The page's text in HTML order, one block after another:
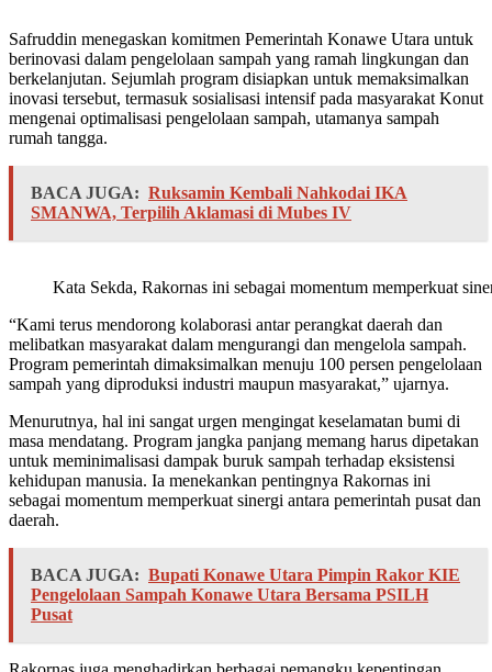
Safruddin menegaskan komitmen Pemerintah Konawe Utara untuk
berinovasi dalam pengelolaan sampah yang ramah lingkungan dan
berkelanjutan. Sejumlah program disiapkan untuk memaksimalkan
inovasi tersebut, termasuk sosialisasi intensif pada masyarakat Konut
mengenai optimalisasi pengelolaan sampah, utamanya sampah
rumah tangga.
BACA JUGA: Ruksamin Kembali Nahkodai IKA
SMANWA, Terpilih Aklamasi di Mubes IV
Kata Sekda, Rakornas ini sebagai momentum memperkuat
“Kami terus mendorong kolaborasi antar perangkat daerah dan
melibatkan masyarakat dalam mengurangi dan mengelola sampah.
Program pemerintah dimaksimalkan menuju 100 persen pengelolaan
sampah yang diproduksi industri maupun masyarakat,” ujarnya.
Menurutnya, hal ini sangat urgen mengingat keselamatan bumi di
masa mendatang. Program jangka panjang memang harus dipetakan
untuk meminimalisasi dampak buruk sampah terhadap eksistensi
kehidupan manusia. Ia menekankan pentingnya Rakornas ini
sebagai momentum memperkuat sinergi antara pemerintah pusat dan
daerah.
BACA JUGA: Bupati Konawe Utara Pimpin Rakor KIE
Pengelolaan Sampah Konawe Utara Bersama PSILH
Pusat